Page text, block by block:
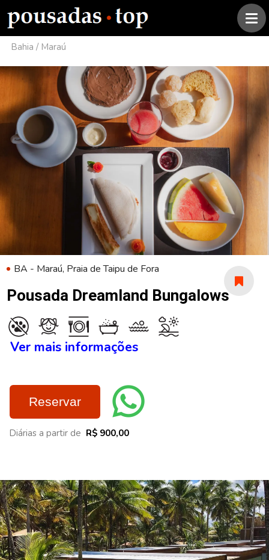
Bahia /Maraú
BA - Maraú, Praia de Taipu de Fora
Pousada Dreamland Bungalows
Ver mais informações
Reservar
Diárias a partir de R$ 900,00